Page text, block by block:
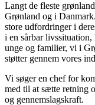
Langt de fleste
Grønland og i
store udfordringer i
i en sårbar
unge og familier, vi i
støtter gennem vores
Vi søger en chef for
med til at sætte retning
og gennemslagskraft.